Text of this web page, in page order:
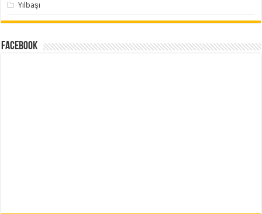
Yılbaşı
Facebook